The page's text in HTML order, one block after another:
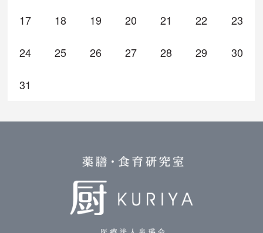
17 18 19 20 21 22 23
24 25 26 27 28 29 30
31